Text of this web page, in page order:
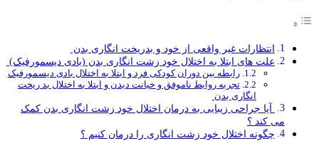
انتظارات غیر واقعی از خود و بدریخت انگاری بدن
علت های ابتلا به اختلال خود زشت انگاری بدن (بادی دیسمورفیک)
رابطه بین دوران کودکی فرد و ابتلا به اختلال بادی دیسمورفیک
تجربه روابط ناموفق و خیانت دیدن و ابتلا به اختلال بد ریخت
انگاری بدن
آیا جراحی زیبایی به درمان اختلال خود زشت انگاری بدن کمک
می کند ؟
چگونه اختلال خود زشت انگاری را درمان کنیم ؟